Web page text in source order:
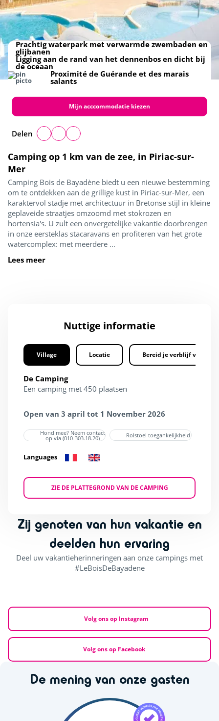
Camping op 1 km van de zee, in Piriac-sur-
Mer
Camping Bois de Bayadène biedt u een nieuwe bestemming
om te ontdekken aan de grillige kust in Piriac-sur-Mer, een
karaktervol stadje met architectuur in Bretonse stijl in kleine
geplaveide straatjes omzoomd met stokrozen en
hortensia's. U zult een onvergetelijke vakantie doorbrengen
in onze eersteklas stacaravans en profiteren van het grote
watercomplex: met meerdere ...
Lees meer
Prachtig waterpark met verwarmde zwembaden en
glijbanen
Ligging aan de rand van het dennenbos en dicht bij
de oceaan
Proximité de Guérande et des marais
salants
Mijn acccommodatie kiezen
Delen
Nuttige informatie
Village Locatie Bereid je verblijf voor
De Camping
Een camping met 450 plaatsen
Open van 3 april tot 1 November 2026
Hond mee? Neem contact
op via (010-303.18.20) Rolstoel toegankelijkheid
Languages
ZIE DE PLATTEGROND VAN DE CAMPING
Zij genoten van hun vakantie en
deelden hun ervaring
Deel uw vakantieherinneringen aan onze campings met
#LeBoisDeBayadene
Volg ons op Instagram
Volg ons op Facebook
De mening van onze gasten